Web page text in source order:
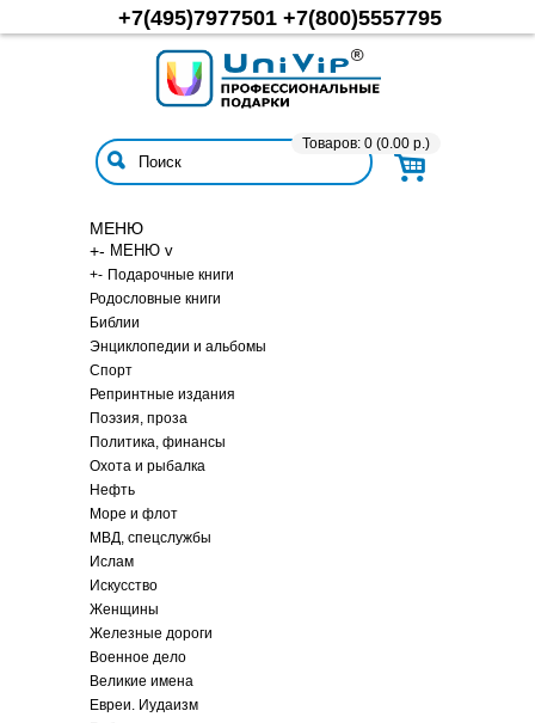
+7(495)7977501 +7(800)5557795
Товаров: 0 (0.00 р.)
МЕНЮ
+- МЕНЮ v
+- Подарочные книги
Родословные книги
Библии
Энциклопедии и альбомы
Спорт
Репринтные издания
Поэзия, проза
Политика, финансы
Охота и рыбалка
Нефть
Море и флот
МВД, спецслужбы
Ислам
Искусство
Женщины
Железные дороги
Военное дело
Великие имена
Евреи. Иудаизм